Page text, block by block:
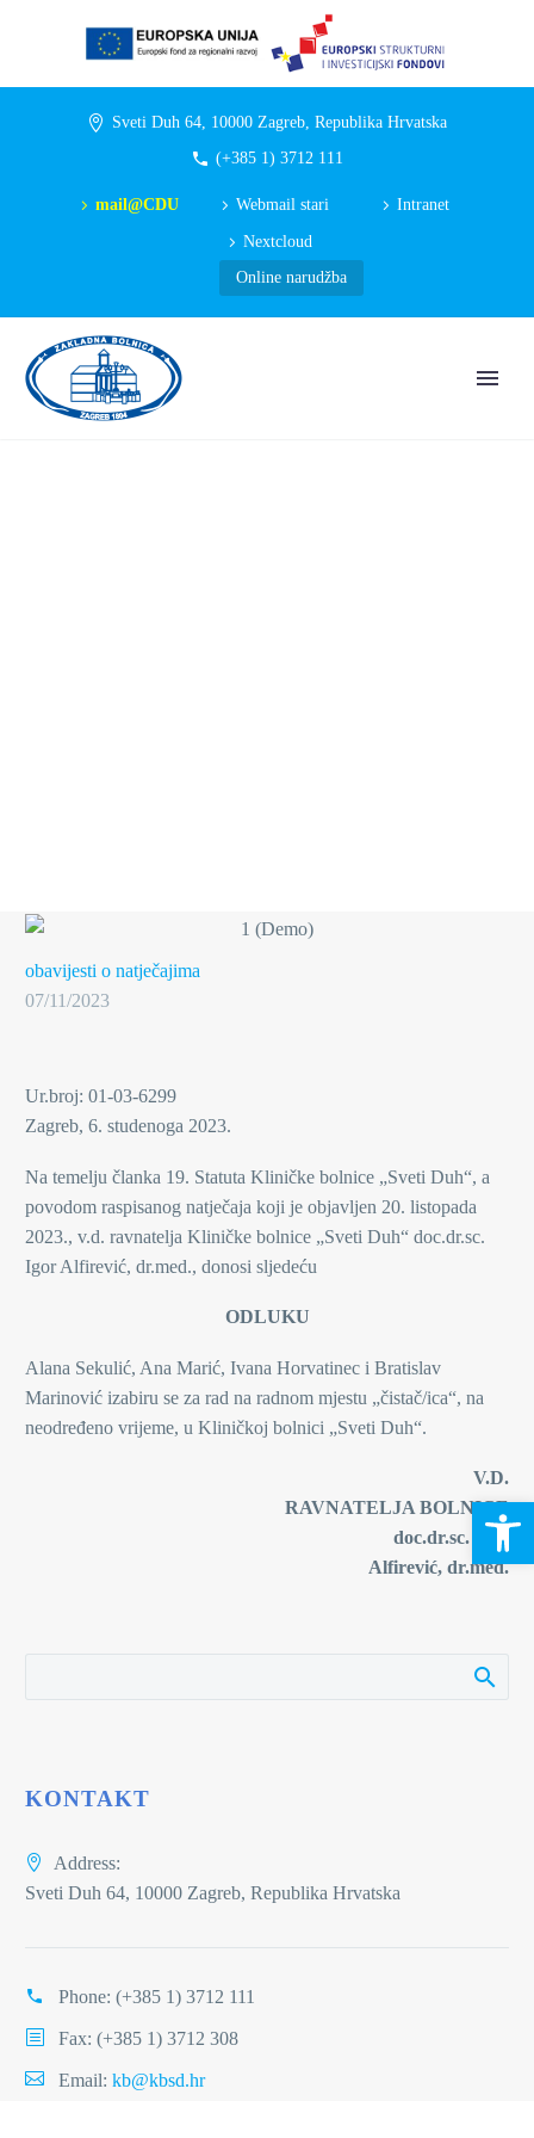
Sveti Duh 64, 10000 Zagreb, Republika Hrvatska
(+385 1) 3712 111
mail@CDU Webmail stari Intranet
Nextcloud
Online narudžba
obavijesti o natječajima
07/11/2023
Ur.broj: 01-03-6299
Zagreb, 6. studenoga 2023.
Na temelju članka 19. Statuta Kliničke bolnice „Sveti Duh“, a
povodom raspisanog natječaja koji je objavljen 20. listopada
2023., v.d. ravnatelja Kliničke bolnice „Sveti Duh“ doc.dr.sc.
Igor Alfirević, dr.med., donosi sljedeću
ODLUKU
Alana Sekulić, Ana Marić, Ivana Horvatinec i Bratislav
Marinović izabiru se za rad na radnom mjestu „čistač/ica“, na
neodređeno vrijeme, u Kliničkoj bolnici „Sveti Duh“.
V.D.
RAVNATELJA BOLNICE
doc.dr.sc. Igor
Alfirević, dr.med.
KONTAKT
Address:
Sveti Duh 64, 10000 Zagreb, Republika Hrvatska
Phone: (+385 1) 3712 111
Fax: (+385 1) 3712 308
Email: kb@kbsd.hr